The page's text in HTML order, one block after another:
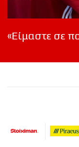
«Είμαστε σε